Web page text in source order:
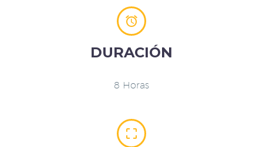


DURACIÓN
8 Horas

